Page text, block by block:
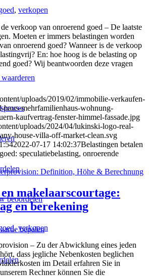
beoordelen
bepalen
, verkopen
verkoop van onroerend goed – De laatste
Moeten er immers belastingen worden
onroerend goed? Wanneer is de verkoop
En: hoe hoog is de belasting op
goed? Wij beantwoorden deze vragen
uploads/2019/02/immobilie-verkaufen-
haus-mehrfamilienhaus-wohnung-
kaufvertrag-fenster-himmel-fassade.jpg
uploads/2024/04/lukinski-logo-real-
house-villa-off-market-clean.svg
2022-07-17 14:02:37Belastingen betalen
speculatiebelasting, onroerende
makelaarscourtage:
en berekening
,verkopen
– Zu der Abwicklung eines jeden
dass jegliche Nebenkosten beglichen
im Detail erfahren Sie in
Rechner können Sie die